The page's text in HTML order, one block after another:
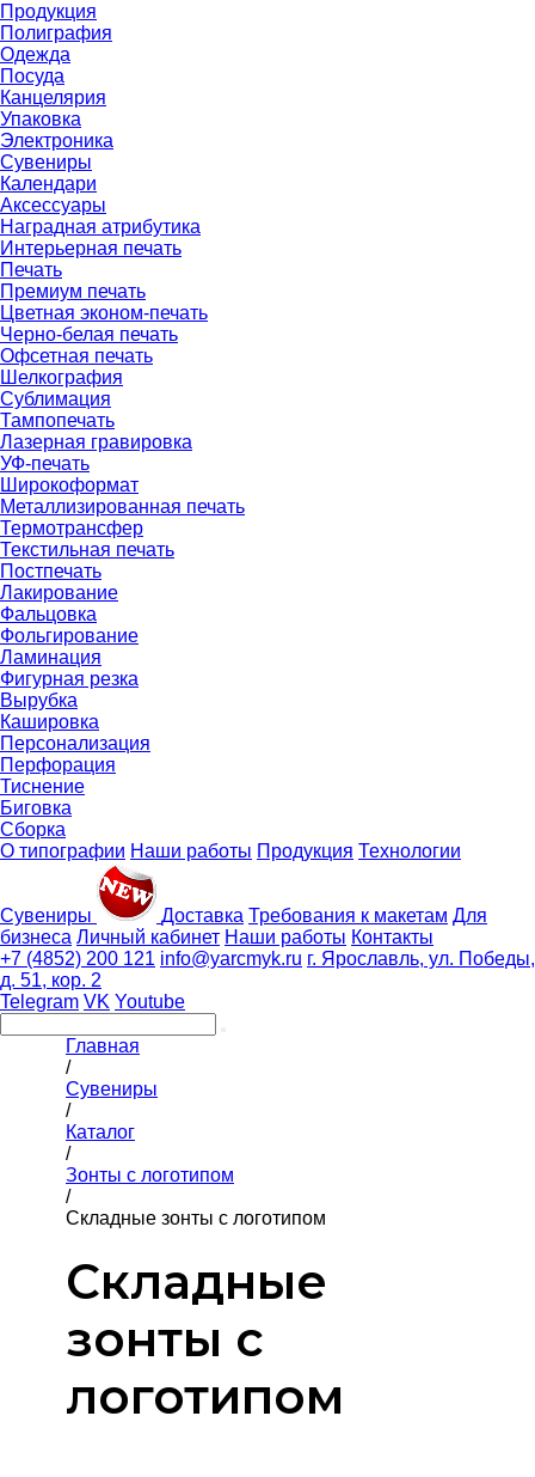
Продукция
Полиграфия
Одежда
Посуда
Канцелярия
Упаковка
Электроника
Сувениры
Календари
Аксессуары
Наградная атрибутика
Интерьерная печать
Печать
Премиум печать
Цветная эконом-печать
Черно-белая печать
Офсетная печать
Шелкография
Сублимация
Тампопечать
Лазерная гравировка
УФ-печать
Широкоформат
Металлизированная печать
Термотрансфер
Текстильная печать
Постпечать
Лакирование
Фальцовка
Фольгирование
Ламинация
Фигурная резка
Вырубка
Кашировка
Персонализация
Перфорация
Тиснение
Биговка
Сборка
О типографии Наши работы Продукция Технологии
Сувениры Доставка Требования к макетам Для
бизнеса Личный кабинет Наши работы Контакты
+7 (4852) 200 121 info@yarcmyk.ru г. Ярославль, ул. Победы,
д. 51, кор. 2
Telegram VK Youtube
Главная
/
Сувениры
/
Каталог
/
Зонты с логотипом
/
Складные зонты с логотипом
Складные
зонты с
логотипом